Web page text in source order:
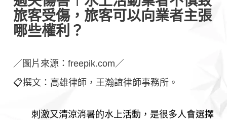
旅客受傷，旅客可以向業者主張
哪些權利？
／圖片來源：freepik.com／
📋撰文：高雄律師，王瀚誼律師事務所。
刺激又清涼消暑的水上活動，是很多人會選擇